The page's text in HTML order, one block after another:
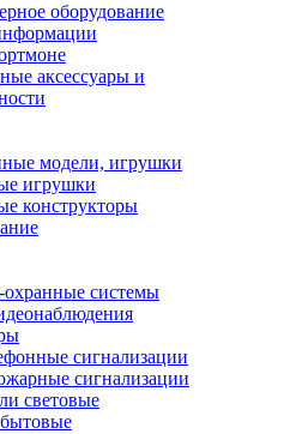
оборудование
аксессуары и
модели, игрушки
игрушки
конструкторы
системы
сигнализации
сигнализации
световые